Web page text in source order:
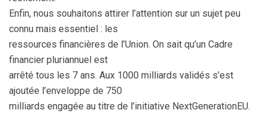
Enfin, nous souhaitons attirer l’attention sur un sujet peu
connu mais essentiel : les
ressources financières de l’Union. On sait qu’un Cadre
financier pluriannuel est
arrêté tous les 7 ans. Aux 1000 milliards validés s’est
ajoutée l’enveloppe de 750
milliards engagée au titre de l’initiative NextGenerationEU.